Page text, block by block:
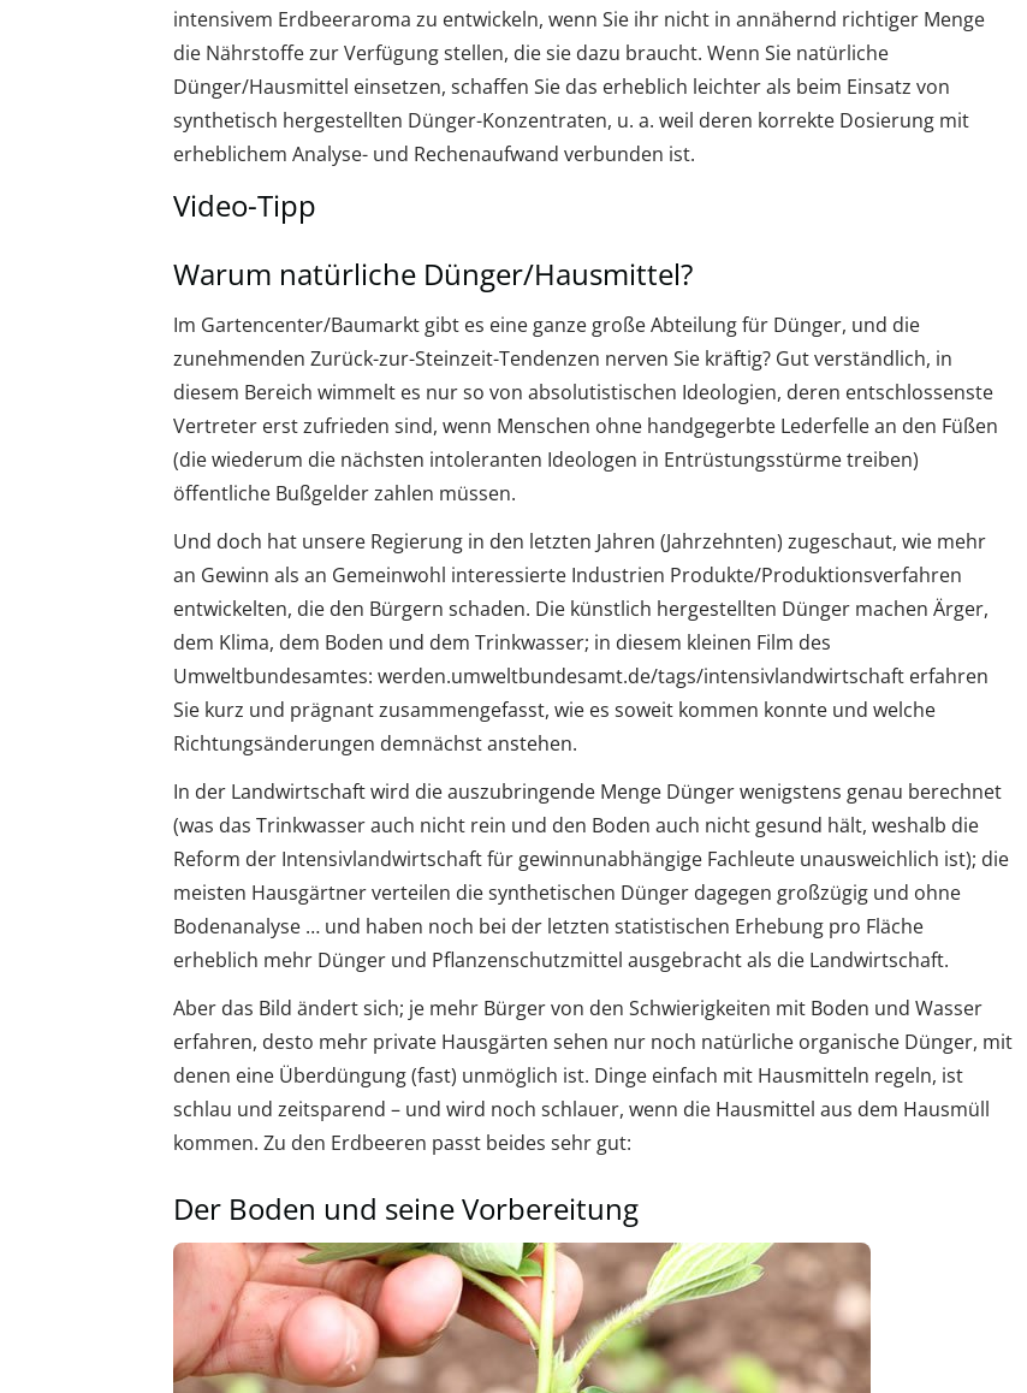
intensivem Erdbeeraroma zu entwickeln, wenn Sie ihr nicht in annähernd richtiger Menge
die Nährstoffe zur Verfügung stellen, die sie dazu braucht. Wenn Sie natürliche
Dünger/Hausmittel einsetzen, schaffen Sie das erheblich leichter als beim Einsatz von
synthetisch hergestellten Dünger-Konzentraten, u. a. weil deren korrekte Dosierung mit
erheblichem Analyse- und Rechenaufwand verbunden ist.
Video-Tipp
Warum natürliche Dünger/Hausmittel?
Im Gartencenter/Baumarkt gibt es eine ganze große Abteilung für Dünger, und die
zunehmenden Zurück-zur-Steinzeit-Tendenzen nerven Sie kräftig? Gut verständlich, in
diesem Bereich wimmelt es nur so von absolutistischen Ideologien, deren entschlossenste
Vertreter erst zufrieden sind, wenn Menschen ohne handgegerbte Lederfelle an den Füßen
(die wiederum die nächsten intoleranten Ideologen in Entrüstungsstürme treiben)
öffentliche Bußgelder zahlen müssen.
Und doch hat unsere Regierung in den letzten Jahren (Jahrzehnten) zugeschaut, wie mehr
an Gewinn als an Gemeinwohl interessierte Industrien Produkte/Produktionsverfahren
entwickelten, die den Bürgern schaden. Die künstlich hergestellten Dünger machen Ärger,
dem Klima, dem Boden und dem Trinkwasser; in diesem kleinen Film des
Umweltbundesamtes: werden.umweltbundesamt.de/tags/intensivlandwirtschaft erfahren
Sie kurz und prägnant zusammengefasst, wie es soweit kommen konnte und welche
Richtungsänderungen demnächst anstehen.
In der Landwirtschaft wird die auszubringende Menge Dünger wenigstens genau berechnet
(was das Trinkwasser auch nicht rein und den Boden auch nicht gesund hält, weshalb die
Reform der Intensivlandwirtschaft für gewinnunabhängige Fachleute unausweichlich ist); die
meisten Hausgärtner verteilen die synthetischen Dünger dagegen großzügig und ohne
Bodenanalyse … und haben noch bei der letzten statistischen Erhebung pro Fläche
erheblich mehr Dünger und Pflanzenschutzmittel ausgebracht als die Landwirtschaft.
Aber das Bild ändert sich; je mehr Bürger von den Schwierigkeiten mit Boden und Wasser
erfahren, desto mehr private Hausgärten sehen nur noch natürliche organische Dünger, mit
denen eine Überdüngung (fast) unmöglich ist. Dinge einfach mit Hausmitteln regeln, ist
schlau und zeitsparend – und wird noch schlauer, wenn die Hausmittel aus dem Hausmüll
kommen. Zu den Erdbeeren passt beides sehr gut:
Der Boden und seine Vorbereitung